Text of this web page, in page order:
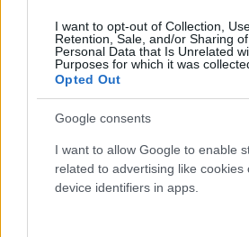
I want to opt-out of Collection,
Retention, Sale, and/or Sharing
Personal Data that Is Unrelated
Purposes for which it was
Opted Out
Google consents
I want to allow Google to enable
related to advertising like cookies
device identifiers in apps.